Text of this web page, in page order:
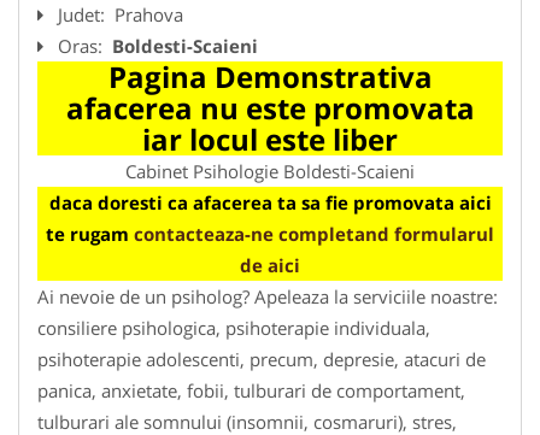
Judet: Prahova
Oras: Boldesti-Scaieni
Pagina Demonstrativa
afacerea nu este promovata
iar locul este liber
Cabinet Psihologie Boldesti-Scaieni
daca doresti ca afacerea ta sa fie promovata aici
te rugam contacteaza-ne completand formularul
de aici
Ai nevoie de un psiholog? Apeleaza la serviciile noastre:
consiliere psihologica, psihoterapie individuala,
psihoterapie adolescenti, precum, depresie, atacuri de
panica, anxietate, fobii, tulburari de comportament,
tulburari ale somnului (insomnii, cosmaruri), stres,